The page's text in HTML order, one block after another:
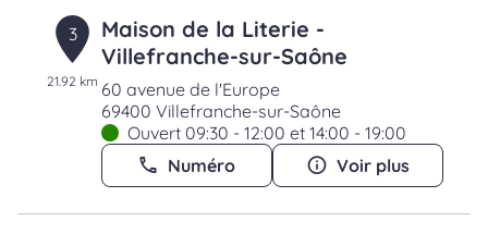
3
21.92 km
Maison de la Literie -
Villefranche-sur-Saône
60 avenue de l'Europe
69400 Villefranche-sur-Saône
Ouvert 09:30 - 12:00 et 14:00 - 19:00
Numéro
Voir plus